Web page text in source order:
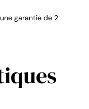
garantie de 2